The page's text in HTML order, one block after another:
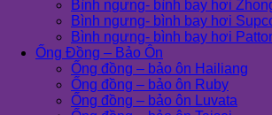
Bình ngưng- bình bay hơi
Bình ngưng- bình bay hơi
Bình ngưng- bình bay hơi
Ống Đồng – Bảo Ôn
Ống đồng – bảo ôn Hailiang
Ống đồng – bảo ôn Ruby
Ống đồng – bảo ôn Luvata